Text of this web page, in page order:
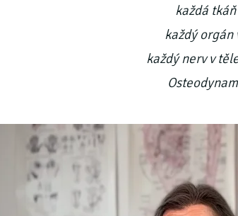
každá
každý orgán
každý nerv v